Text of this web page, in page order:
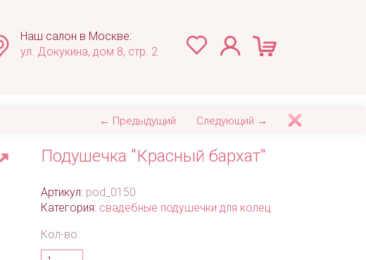
Наш салон в Москве:
ул. Докукина, дом 8, стр. 2
← Предыдущий Следующий →
Подушечка "Красный бархат"
Артикул: pod_0150
Категория: свадебные подушечки для колец
Кол-во: